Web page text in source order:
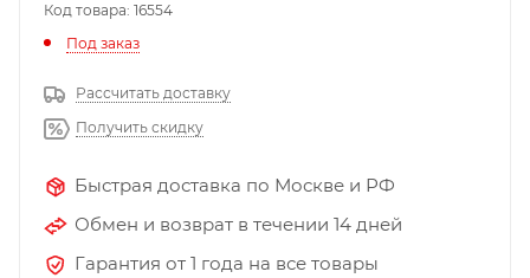
Код товара: 16554
Под заказ
Рассчитать доставку
Получить скидку
Быстрая доставка по Москве и РФ
Обмен и возврат в течении 14 дней
Гарантия от 1 года на все товары